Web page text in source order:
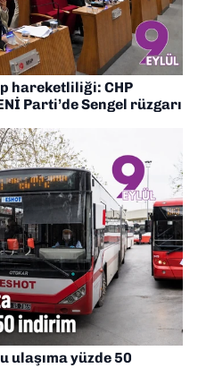
hareketliliği: CHP
Parti’de Sengel rüzgarı
ulaşıma yüzde 50